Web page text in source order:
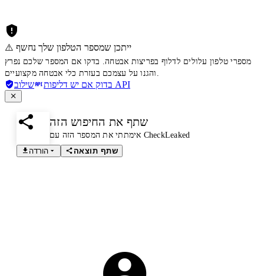
⚠️ ייתכן שמספר הטלפון שלך נחשף
מספרי טלפון עלולים לדלוף בפריצות אבטחה. בדקו אם המספר שלכם נפרץ
בדוק אם יש דליפות שילוב API
שתף את החיפוש הזה
אימתתי את המספר הזה עם CheckLeaked
הורדה
שתף תוצאה